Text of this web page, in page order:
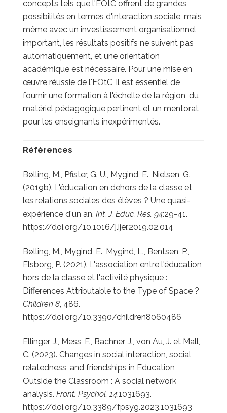
concepts tels que l'EOtC offrent de grandes
possibilités en termes d'interaction sociale, mais
même avec un investissement organisationnel
important, les résultats positifs ne suivent pas
automatiquement, et une orientation
académique est nécessaire. Pour une mise en
œuvre réussie de l'EOtC, il est essentiel de
fournir une formation à l'échelle de la région, du
matériel pédagogique pertinent et un mentorat
pour les enseignants inexpérimentés.
Références
Bølling, M., Pfister, G. U., Mygind, E., Nielsen, G.
(2019b). L'éducation en dehors de la classe et
les relations sociales des élèves ? Une quasi-
expérience d'un an. Int. J. Educ. Res. 94:29-41.
https://doi.org/10.1016/j.ijer.2019.02.014
Bølling, M., Mygind, E., Mygind, L., Bentsen, P.,
Elsborg, P. (2021). L'association entre l'éducation
hors de la classe et l'activité physique :
Differences Attributable to the Type of Space ?
Children 8, 486.
https://doi.org/10.3390/children8060486
Ellinger, J., Mess, F., Bachner, J., von Au, J. et Mall,
C. (2023). Changes in social interaction, social
relatedness, and friendships in Education
Outside the Classroom : A social network
analysis. Front. Psychol. 14:1031693.
https://doi.org/10.3389/fpsyg.2023.1031693